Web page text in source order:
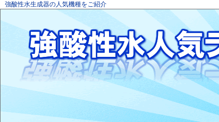
強酸性水生成器の人気機種をご紹介